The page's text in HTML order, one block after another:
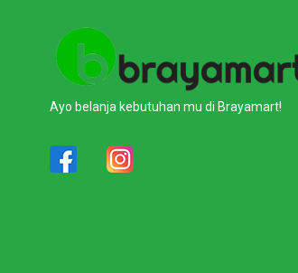
Ayo belanja kebutuhan mu di Brayamart!